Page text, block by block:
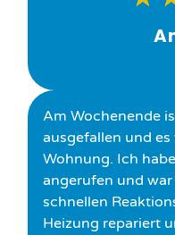
Am Wochenende
ausgefallen und
Wohnung. Ich
angerufen und
schnellen
Heizung repariert